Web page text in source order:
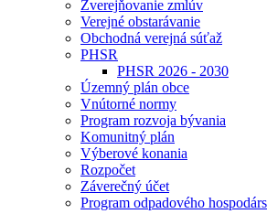
Zverejňovanie zmlúv
Verejné obstarávanie
Obchodná verejná súťaž
PHSR
PHSR 2026 - 2030
Územný plán obce
Vnútorné normy
Program rozvoja bývania
Komunitný plán
Výberové konania
Rozpočet
Záverečný účet
Program odpadového